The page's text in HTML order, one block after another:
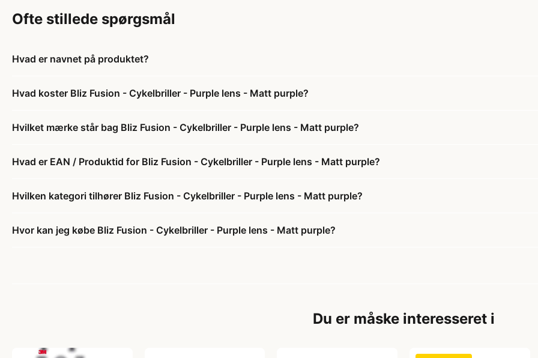
Ofte stillede spørgsmål
Hvad er navnet på produktet?
Hvad koster Bliz Fusion - Cykelbriller - Purple lens - Matt purple?
Hvilket mærke står bag Bliz Fusion - Cykelbriller - Purple lens - Matt purple?
Hvad er EAN / Produktid for Bliz Fusion - Cykelbriller - Purple lens - Matt purple?
Hvilken kategori tilhører Bliz Fusion - Cykelbriller - Purple lens - Matt purple?
Hvor kan jeg købe Bliz Fusion - Cykelbriller - Purple lens - Matt purple?
Du er måske interesseret i